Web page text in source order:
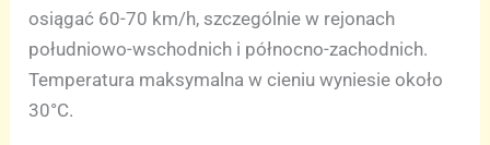
osiągać 60-70 km/h, szczególnie w rejonach
południowo-wschodnich i północno-zachodnich.
Temperatura maksymalna w cieniu wyniesie około
30°C.